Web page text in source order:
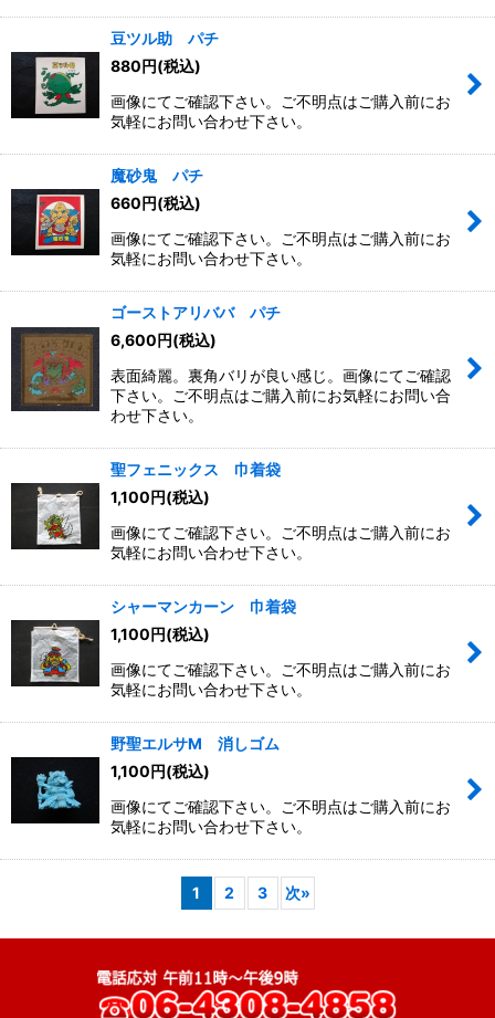
豆ツル助 パチ
880円(税込)
画像にてご確認下さい。ご不明点はご購入前にお
気軽にお問い合わせ下さい。
魔砂鬼 パチ
660円(税込)
画像にてご確認下さい。ご不明点はご購入前にお
気軽にお問い合わせ下さい。
ゴーストアリババ パチ
6,600円(税込)
表面綺麗。裏角バリが良い感じ。画像にてご確認
下さい。ご不明点はご購入前にお気軽にお問い合
わせ下さい。
聖フェニックス 巾着袋
1,100円(税込)
画像にてご確認下さい。ご不明点はご購入前にお
気軽にお問い合わせ下さい。
シャーマンカーン 巾着袋
1,100円(税込)
画像にてご確認下さい。ご不明点はご購入前にお
気軽にお問い合わせ下さい。
野聖エルサM 消しゴム
1,100円(税込)
画像にてご確認下さい。ご不明点はご購入前にお
気軽にお問い合わせ下さい。
1 2 3 次»